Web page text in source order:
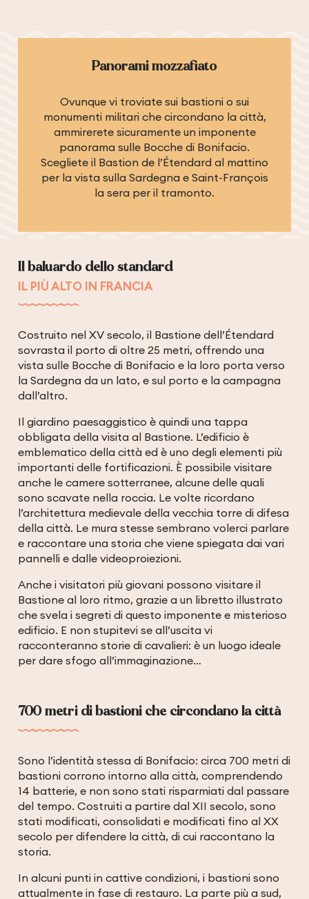
Panorami mozzafiato
Ovunque vi troviate sui bastioni o sui
monumenti militari che circondano la città,
ammirerete sicuramente un imponente
panorama sulle Bocche di Bonifacio.
Scegliete il Bastion de l’Étendard al mattino
per la vista sulla Sardegna e Saint-François
la sera per il tramonto.
Il baluardo dello standard
IL PIÙ ALTO IN FRANCIA
Costruito nel XV secolo, il Bastione dell’Étendard
sovrasta il porto di oltre 25 metri, offrendo una
vista sulle Bocche di Bonifacio e la loro porta verso
la Sardegna da un lato, e sul porto e la campagna
dall’altro.
Il giardino paesaggistico è quindi una tappa
obbligata della visita al Bastione. L’edificio è
emblematico della città ed è uno degli elementi più
importanti delle fortificazioni. È possibile visitare
anche le camere sotterranee, alcune delle quali
sono scavate nella roccia. Le volte ricordano
l’architettura medievale della vecchia torre di difesa
della città. Le mura stesse sembrano volerci parlare
e raccontare una storia che viene spiegata dai vari
pannelli e dalle videoproiezioni.
Anche i visitatori più giovani possono visitare il
Bastione al loro ritmo, grazie a un libretto illustrato
che svela i segreti di questo imponente e misterioso
edificio. E non stupitevi se all’uscita vi
racconteranno storie di cavalieri: è un luogo ideale
per dare sfogo all’immaginazione…
700 metri di bastioni che circondano la città
Sono l’identità stessa di Bonifacio: circa 700 metri di
bastioni corrono intorno alla città, comprendendo
14 batterie, e non sono stati risparmiati dal passare
del tempo. Costruiti a partire dal XII secolo, sono
stati modificati, consolidati e modificati fino al XX
secolo per difendere la città, di cui raccontano la
storia.
In alcuni punti in cattive condizioni, i bastioni sono
attualmente in fase di restauro. La parte più a sud,